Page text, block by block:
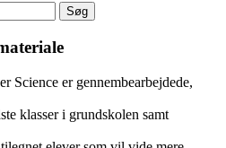
Science er gennembearbejdede,
klasser i grundskolen samt